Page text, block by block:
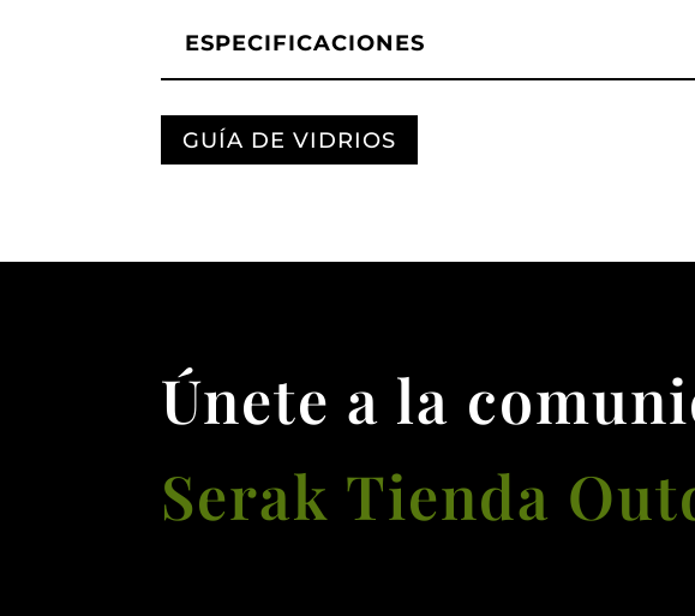
ESPECIFICACIONES
GUÍA DE VIDRIOS
Únete a la
Serak Tienda